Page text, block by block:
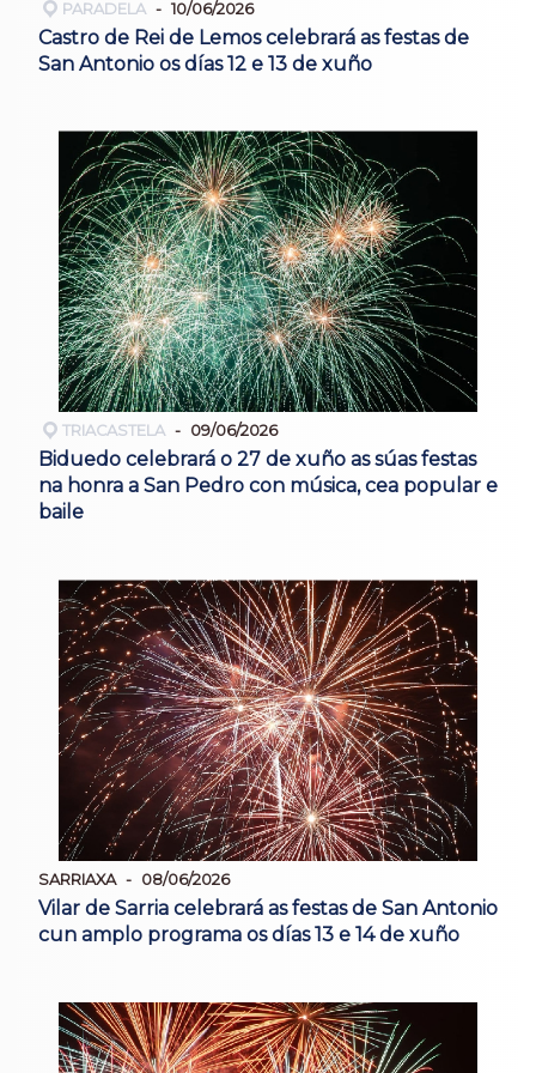
PARADELA 10/06/2026
Castro de Rei de Lemos celebrará as festas de
San Antonio os días 12 e 13 de xuño
TRIACASTELA 09/06/2026
Biduedo celebrará o 27 de xuño as súas festas
na honra a San Pedro con música, cea popular e
baile
SARRIAXA 08/06/2026
Vilar de Sarria celebrará as festas de San Antonio
cun amplo programa os días 13 e 14 de xuño